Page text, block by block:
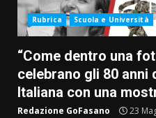
Rubrica Scuola e Università
“Come dentro una
celebrano gli 80 anni
Italiana con una
Redazione GoFasano 23